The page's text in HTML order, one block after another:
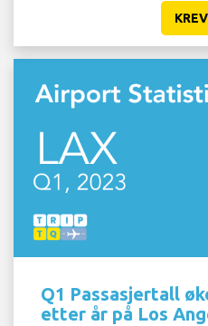
Q1 Passasjertall
etter år på Los